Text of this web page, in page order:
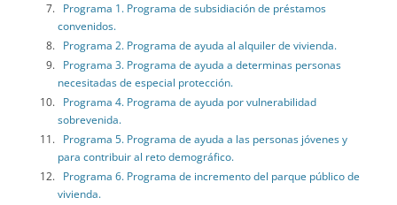
Programa 1. Programa de subsidiación de préstamos
convenidos.
Programa 2. Programa de ayuda al alquiler de vivienda.
Programa 3. Programa de ayuda a determinas personas
necesitadas de especial protección.
Programa 4. Programa de ayuda por vulnerabilidad
sobrevenida.
Programa 5. Programa de ayuda a las personas jóvenes y
para contribuir al reto demográfico.
Programa 6. Programa de incremento del parque público de
vivienda.